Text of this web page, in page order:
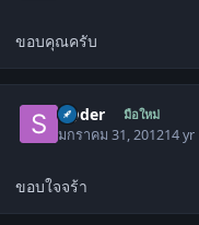
ขอบคุณครับ
s@der มือใหม่
มกราคม 31, 201214 yr
ขอบใจจร้า